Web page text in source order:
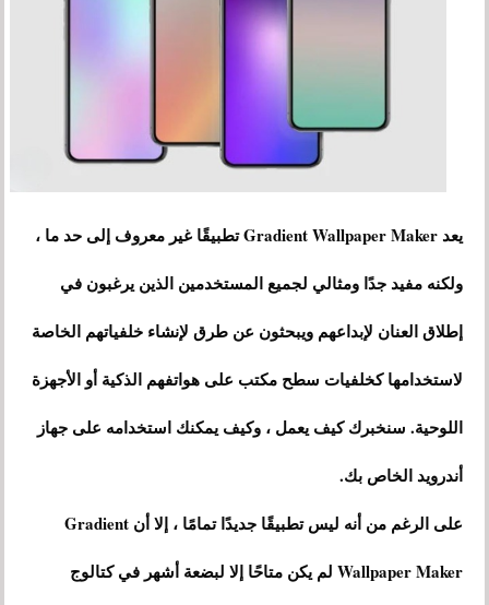
يعد Gradient Wallpaper Maker تطبيقًا غير معروف إلى حد ما ،
ولكنه مفيد جدًا ومثالي لجميع المستخدمين الذين يرغبون في
إطلاق العنان لإبداعهم ويبحثون عن طرق لإنشاء خلفياتهم الخاصة
لاستخدامها كخلفيات سطح مكتب على هواتفهم الذكية أو الأجهزة
اللوحية. سنخبرك كيف يعمل ، وكيف يمكنك استخدامه على جهاز
أندرويد الخاص بك.
على الرغم من أنه ليس تطبيقًا جديدًا تمامًا ، إلا أن Gradient
Wallpaper Maker لم يكن متاحًا إلا لبضعة أشهر في كتالوج